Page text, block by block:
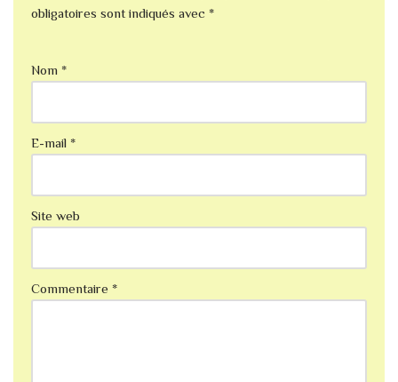
obligatoires sont indiqués avec *
Nom *
E-mail *
Site web
Commentaire *